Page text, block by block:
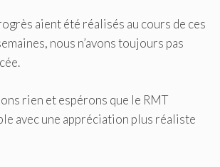
aient été réalisés au cours de ces
nous n’avons toujours pas
rien et espérons que le RMT
avec une appréciation plus réaliste